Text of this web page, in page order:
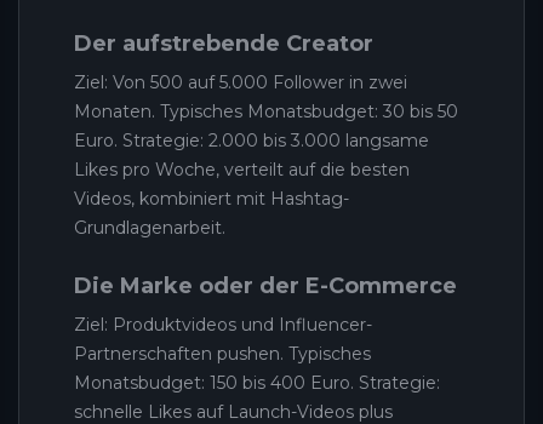
Der aufstrebende Creator
Ziel: Von 500 auf 5.000 Follower in zwei
Monaten. Typisches Monatsbudget: 30 bis 50
Euro. Strategie: 2.000 bis 3.000 langsame
Likes pro Woche, verteilt auf die besten
Videos, kombiniert mit Hashtag-
Grundlagenarbeit.
Die Marke oder der E-Commerce
Ziel: Produktvideos und Influencer-
Partnerschaften pushen. Typisches
Monatsbudget: 150 bis 400 Euro. Strategie:
schnelle Likes auf Launch-Videos plus